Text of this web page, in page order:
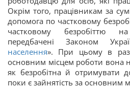
Окрім того, працівникам за
допомога по частковому
частковому безробіттю
передбачені Законом
населення». При цьому в
основним місцем роботи вона
як безробітна й отримувати
поки є зайнятість за основним